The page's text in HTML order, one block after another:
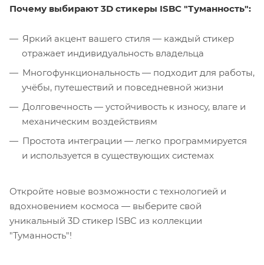
Почему выбирают 3D стикеры ISBC "Туманность":
Яркий акцент вашего стиля — каждый стикер
отражает индивидуальность владельца
Многофункциональность — подходит для работы,
учёбы, путешествий и повседневной жизни
Долговечность — устойчивость к износу, влаге и
механическим воздействиям
Простота интеграции — легко программируется
и используется в существующих системах
Откройте новые возможности с технологией и
вдохновением космоса — выберите свой
уникальный 3D стикер ISBC из коллекции
"Туманность"!